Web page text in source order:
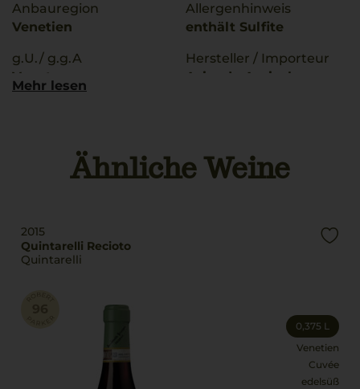
Anbauregion
Venetien
g.U./ g.g.A
Veneto
Rebsorten
Corvinone
Nebbiolo
Sangiovese
Allergenhinweis
enthält Sulfite
Hersteller / Importeur
Azienda Agricola
Italien
Mehr lesen
Ähnliche Weine
2015
Quintarelli Recioto
Quintarelli
0,375 L
Venetien
Cuvée
edelsüß